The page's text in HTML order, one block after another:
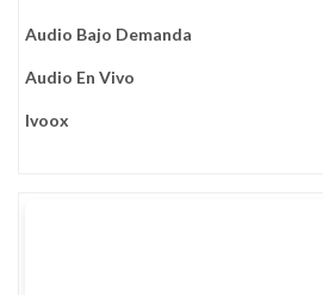
Audio Bajo Demanda
Audio En Vivo
Ivoox